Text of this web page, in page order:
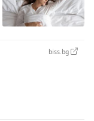
biss.bg